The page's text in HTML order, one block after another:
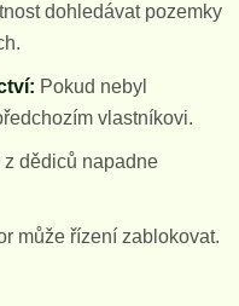
dohledávat pozemky
Pokud nebyl
vlastníkovi.
z dědiců napadne
může řízení zablokovat.